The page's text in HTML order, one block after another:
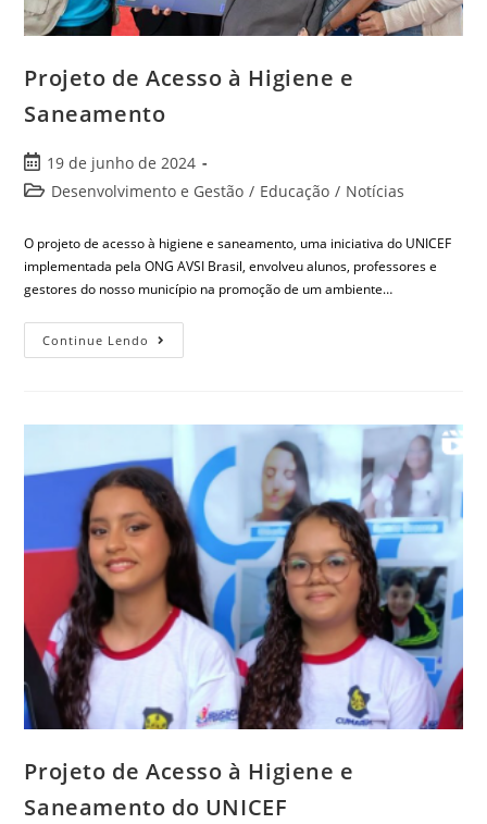
Projeto de Acesso à Higiene e
Saneamento
19 de junho de 2024
Desenvolvimento e Gestão / Educação / Notícias
O projeto de acesso à higiene e saneamento, uma iniciativa do UNICEF
implementada pela ONG AVSI Brasil, envolveu alunos, professores e
gestores do nosso município na promoção de um ambiente…
Continue Lendo
Projeto de Acesso à Higiene e
Saneamento do UNICEF